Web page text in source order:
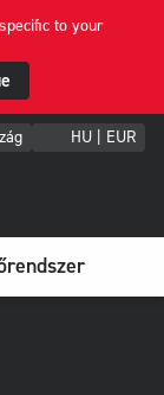
to your
HU | EUR